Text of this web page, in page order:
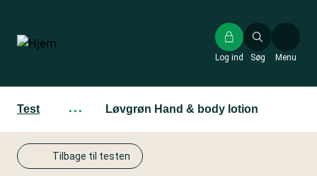
hovedindhold
Søg
Log ind Menu
Test ··· Løvgrøn Hand & body lotion
Tilbage til testen